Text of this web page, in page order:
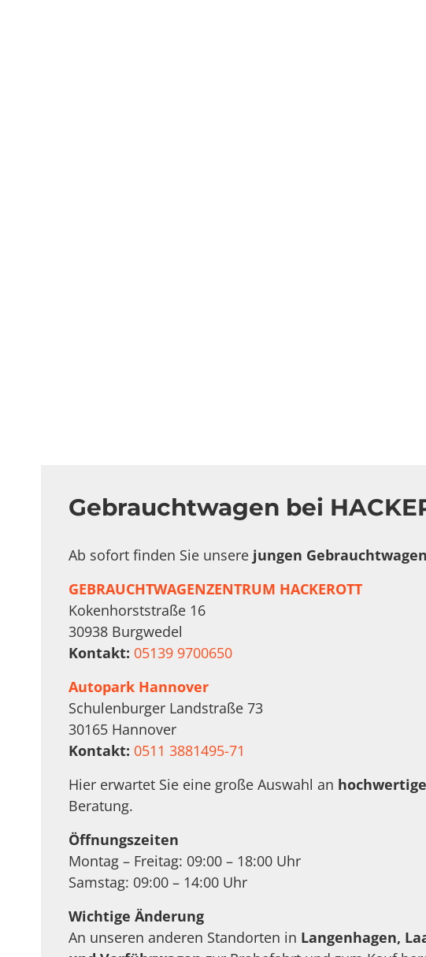
Gebrauchtwagen bei
Ab sofort finden Sie unsere jungen Gebrauchtwagen
GEBRAUCHTWAGENZENTRUM HACKEROTT
Kokenhorststraße 16
30938 Burgwedel
Kontakt: 05139 9700650
Autopark Hannover
Schulenburger Landstraße 73
30165 Hannover
Kontakt: 0511 3881495-71
Hier erwartet Sie eine große Auswahl an
Beratung.
Öffnungszeiten
Montag – Freitag: 09:00 – 18:00 Uhr
Samstag: 09:00 – 14:00 Uhr
Wichtige Änderung
An unseren anderen Standorten in Langenhagen,